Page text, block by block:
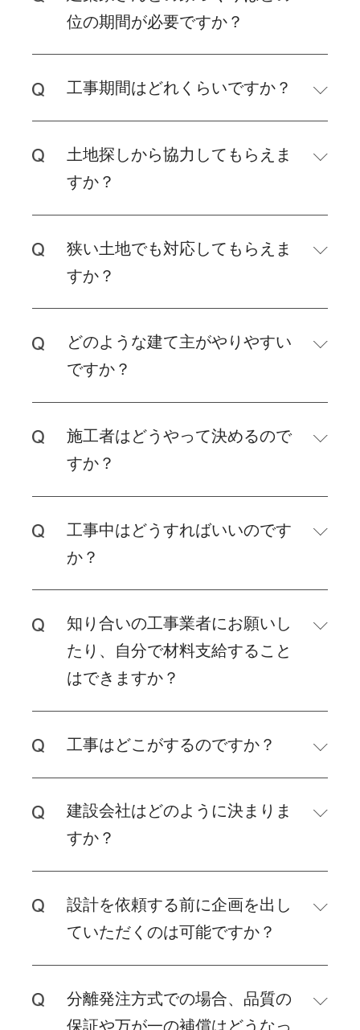
位の期間が必要ですか？
工事期間はどれくらいですか？
土地探しから協力してもらえま
すか？
狭い土地でも対応してもらえま
すか？
どのような建て主がやりやすい
ですか？
施工者はどうやって決めるので
すか？
工事中はどうすればいいのです
か？
知り合いの工事業者にお願いし
たり、自分で材料支給すること
はできますか？
工事はどこがするのですか？
建設会社はどのように決まりま
すか？
設計を依頼する前に企画を出し
ていただくのは可能ですか？
分離発注方式での場合、品質の
保証や万が一の補償はどうなっ